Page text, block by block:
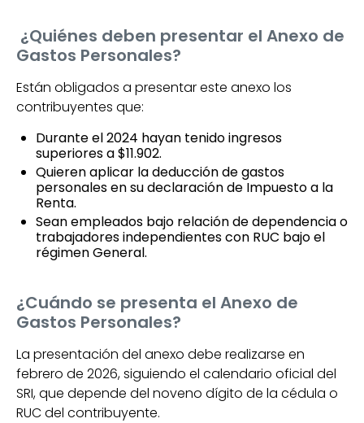
¿Quiénes deben presentar el Anexo de
Gastos Personales?
Están obligados a presentar este anexo los
contribuyentes que:
Durante el 2024 hayan tenido ingresos
superiores a $11.902.
Quieren aplicar la deducción de gastos
personales en su declaración de Impuesto a la
Renta.
Sean empleados bajo relación de dependencia o
trabajadores independientes con RUC bajo el
régimen General.
¿Cuándo se presenta el Anexo de
Gastos Personales?
La presentación del anexo debe realizarse en
febrero de 2026, siguiendo el calendario oficial del
SRI, que depende del noveno dígito de la cédula o
RUC del contribuyente.